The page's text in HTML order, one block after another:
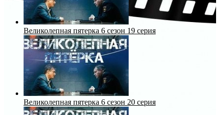
Великолепная пятерка 6 сезон 19 серия
Великолепная пятерка 6 сезон 20 серия